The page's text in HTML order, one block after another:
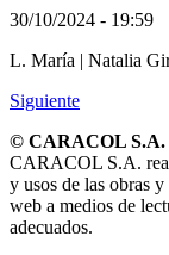
30/10/2024 - 19:59
L. María | Natalia
Siguiente
© CARACOL S.A.
CARACOL S.A.
y usos de las obras y
web a medios de
adecuados.